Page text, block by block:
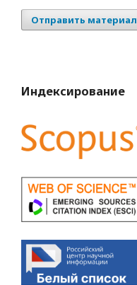
Отправить материал
Индексирование